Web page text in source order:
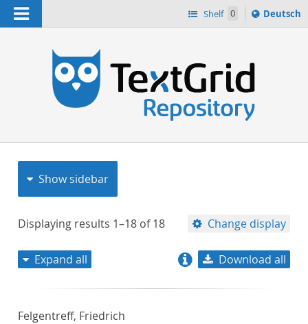
Navigation Shelf 0
Sprache
ï¿½ndern
Deutsch
Show sidebar
Displaying results 1–18 of18 Change display
Expand all Download all
Felgentreff, Friedrich